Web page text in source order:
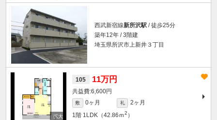
西武新宿線新所沢駅 / 徒歩25分
築年12年 / 3階建
埼玉県所沢市上新井３丁目
105 11万円
6,600円
敷 0ヶ月 礼
2ヶ月
1階 1LDK（42.86ｍ2 ）